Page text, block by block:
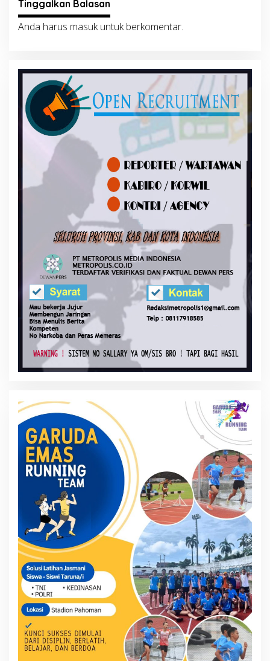
Tinggalkan Balasan
Anda harus masukuntuk berkomentar.